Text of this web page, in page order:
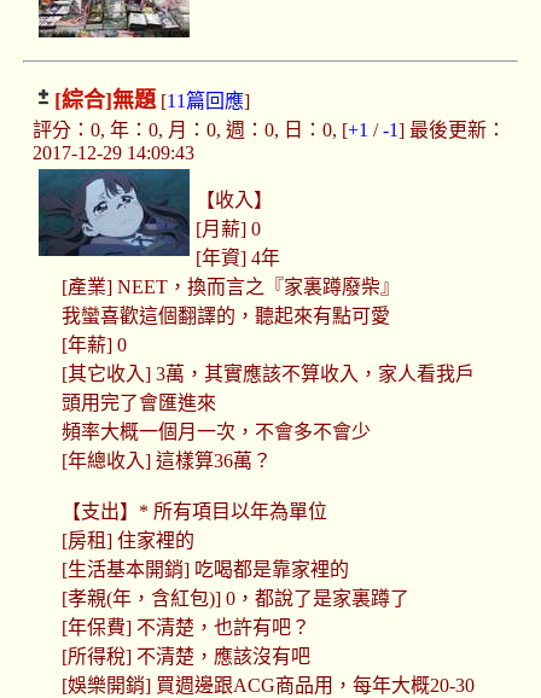
[綜合]無題[11篇回應]
評分：0, 年：0, 月：0, 週：0, 日：0, [+1 /-1] 最後更新：
2017-12-29 14:09:43
【收入】
[月薪] 0
[年資] 4年
[產業] NEET，換而言之『家裏蹲廢柴』
我蠻喜歡這個翻譯的，聽起來有點可愛
[年薪] 0
[其它收入] 3萬，其實應該不算收入，家人看我戶
頭用完了會匯進來
頻率大概一個月一次，不會多不會少
[年總收入] 這樣算36萬？
【支出】* 所有項目以年為單位
[房租] 住家裡的
[生活基本開銷] 吃喝都是靠家裡的
[孝親(年，含紅包)] 0，都說了是家裏蹲了
[年保費] 不清楚，也許有吧？
[所得稅] 不清楚，應該沒有吧
[娛樂開銷] 買週邊跟ACG商品用，每年大概20-30